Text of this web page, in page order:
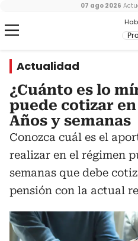
07 ago 2026
Actualidad
¿Cuánto es lo
puede cotizar
Años y semanas
Conozca cuál es el
realizar en el régimen
semanas que debe
pensión con la actual